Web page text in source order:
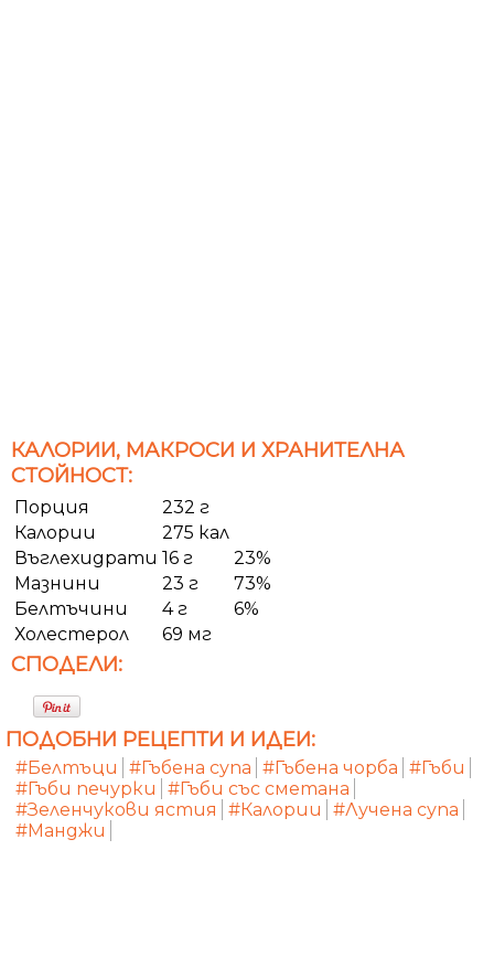
КАЛОРИИ, МАКРОСИ И ХРАНИТЕЛНА
СТОЙНОСТ:
Порция
232 г
Калории
275 кал
Въглехидрати 16 г
23%
Мазнини
23 г
73%
Белтъчини
4 г
6%
Холестерол
69 мг
СПОДЕЛИ:
ПОДОБНИ РЕЦЕПТИ И ИДЕИ:
#Белтъци #Гъбена супа #Гъбена чорба #Гъби
#Гъби печурки
#Гъби със сметана
#Зеленчукови ястия
#Калории
#Лучена супа
#Манджи